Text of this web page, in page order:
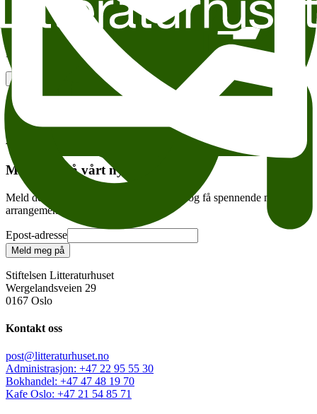
Før arrangementet vises VMs åpningskamp med Russland – Saudi-
Arabia på storskjerm kl. 17.00.
Litteraturhuset Wergeland Russisk fotballsommer på Litteraturhuset
Legg til i kalender Kopier lenke Om tilgjengelighet
Tema:
Andre anbefalte arrangementer
Meld deg på vårt nyhetsbrev
Meld deg på vårt ukentlige nyhetsbrev – og få spennende nyheter og
arrangementer i innboksen hver uke!
Epost-adresse
Meld meg på
Stiftelsen Litteraturhuset
Wergelandsveien 29
0167 Oslo
Kontakt oss
post@litteraturhuset.no
Administrasjon: +47 22 95 55 30
Bokhandel: +47 47 48 19 70
Kafe Oslo: +47 21 54 85 71